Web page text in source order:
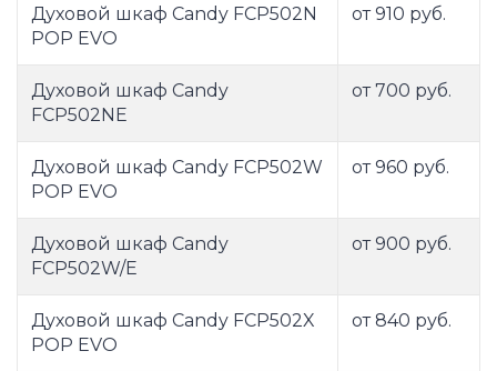
Духовой шкаф Candy FCP502N
POP EVO
от 910 руб.
Духовой шкаф Candy
FCP502NE
от 700 руб.
Духовой шкаф Candy FCP502W
POP EVO
от 960 руб.
Духовой шкаф Candy
FCP502W/E
от 900 руб.
Духовой шкаф Candy FCP502X
POP EVO
от 840 руб.